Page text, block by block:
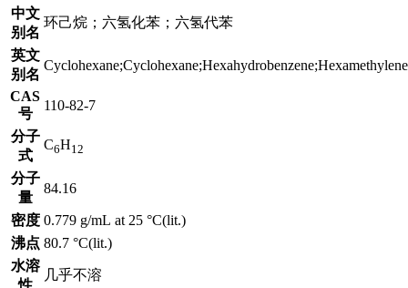
中文
别名
环己烷；六氢化苯；六氢代苯
英文
别名
CAS
号
110-82-7
分子
式
C6H12
分子
量
84.16
密度 0.779 g/mL at 25 °C(lit.)
沸点 80.7 °C(lit.)
水溶
几乎不溶